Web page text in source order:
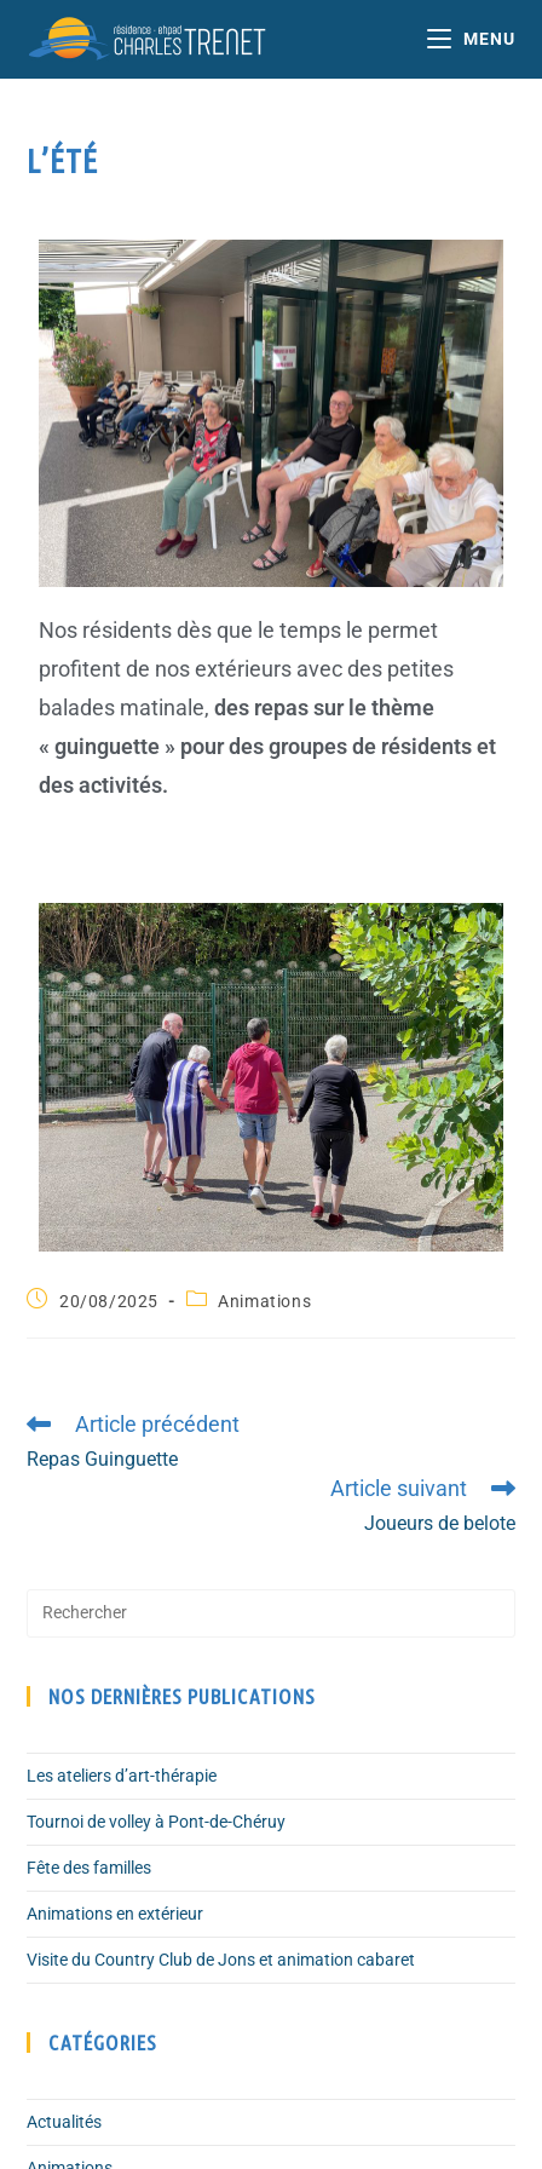
MENU
L’ÉTÉ
Nos résidents dès que le temps le permet
profitent de nos extérieurs avec des petites
balades matinale,des repas sur le thème
« guinguette » pour des groupes de résidents et
des activités.
20/08/2025 Animations
Article précédent
Repas Guinguette
Article suivant
Joueurs de belote
NOS DERNIÈRES PUBLICATIONS
Les ateliers d’art-thérapie
Tournoi de volley à Pont-de-Chéruy
Fête des familles
Animations en extérieur
Visite du Country Club de Jons et animation cabaret
CATÉGORIES
Actualités